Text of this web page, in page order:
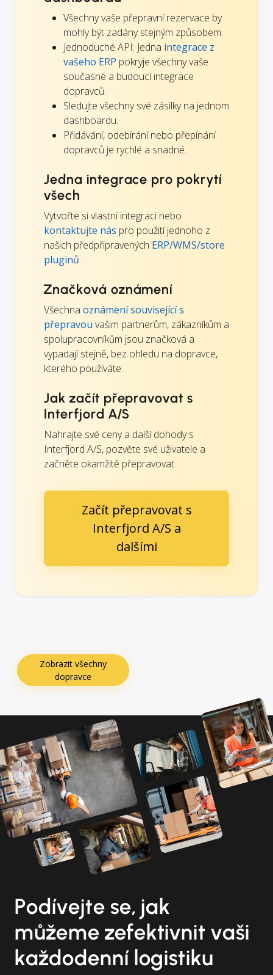
Všechny vaše přepravní rezervace by
mohly být zadány stejným způsobem.
Jednoduché API: Jedna integrace z
vašeho ERP pokryje všechny vaše
současné a budoucí integrace
dopravců.
Sledujte všechny své zásilky na jednom
dashboardu.
Přidávání, odebírání nebo přepínání
dopravců je rychlé a snadné.
Jedna integrace pro pokrytí
všech
Vytvořte si vlastní integraci nebo
kontaktujte nás pro použití jednoho z
našich předpřipravených ERP/WMS/store
pluginů.
Značková oznámení
Všechna oznámení související s
přepravou vašim partnerům, zákazníkům a
spolupracovníkům jsou značková a
vypadají stejně, bez ohledu na dopravce,
kterého používáte.
Jak začít přepravovat s
Interfjord A/S
Nahrajte své ceny a další dohody s
Interfjord A/S, pozvěte své uživatele a
začněte okamžitě přepravovat.
Začít přepravovat s
Interfjord A/S a
dalšími
Zobrazit všechny
dopravce
Podívejte se, jak
můžeme zefektivnit vaši
každodenní logistiku